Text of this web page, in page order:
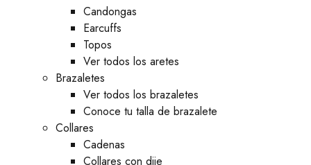
⁠Candongas
Earcuffs
Topos
Ver todos los aretes
Brazaletes
Ver todos los brazaletes
Conoce tu talla de brazalete
Collares
Cadenas
Collares con dije